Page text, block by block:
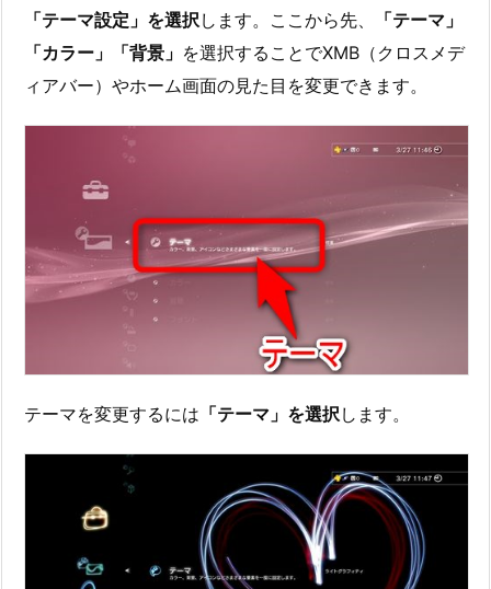
「テーマ設定」を選択 します。ここから先、
「テーマ」
「カラー」「背景」 を選択することでXMB（クロスメデ
ィアバー）やホーム画面の見た目を変更できます。
テーマを変更するには 「テーマ」を選択します。